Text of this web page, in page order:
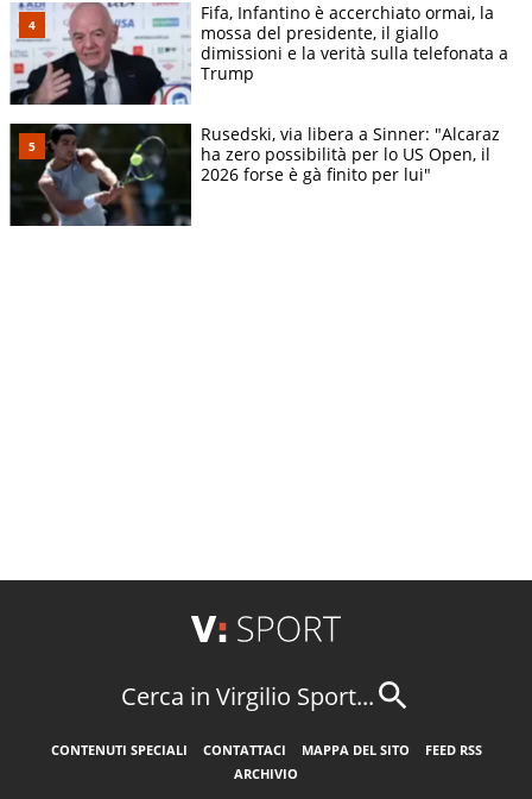
Fifa, Infantino è accerchiato ormai, la
mossa del presidente, il giallo
dimissioni e la verità sulla telefonata a
Trump
Rusedski, via libera a Sinner: "Alcaraz
ha zero possibilità per lo US Open, il
2026 forse è gà finito per lui"
Cerca in Virgilio Sport...
CONTENUTI SPECIALI CONTATTACI MAPPA DEL SITO
FEED RSS
ARCHIVIO